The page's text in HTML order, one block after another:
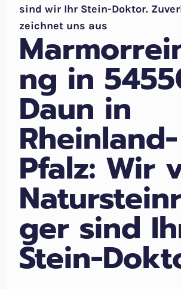
sind wir Ihr Stein-Doktor.
zeichnet uns aus
ng in
Daun in
Rheinland-
Pfalz: Wir
ger sind
Stein-